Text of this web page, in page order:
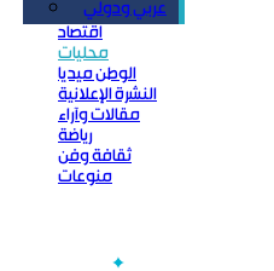
عربي ودولي
اقتصاد
محليات
الوطن ميديا
النشرة الإعلانية
مقالات وآراء
رياضة
ثقافة وفن
منوعات